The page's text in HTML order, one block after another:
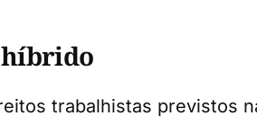
híbrido
trabalhistas previstos